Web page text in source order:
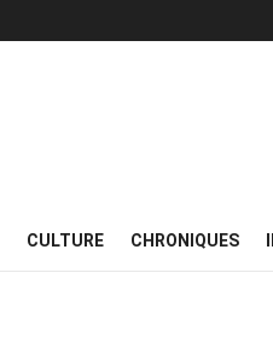
CULTURE CHRONIQUES